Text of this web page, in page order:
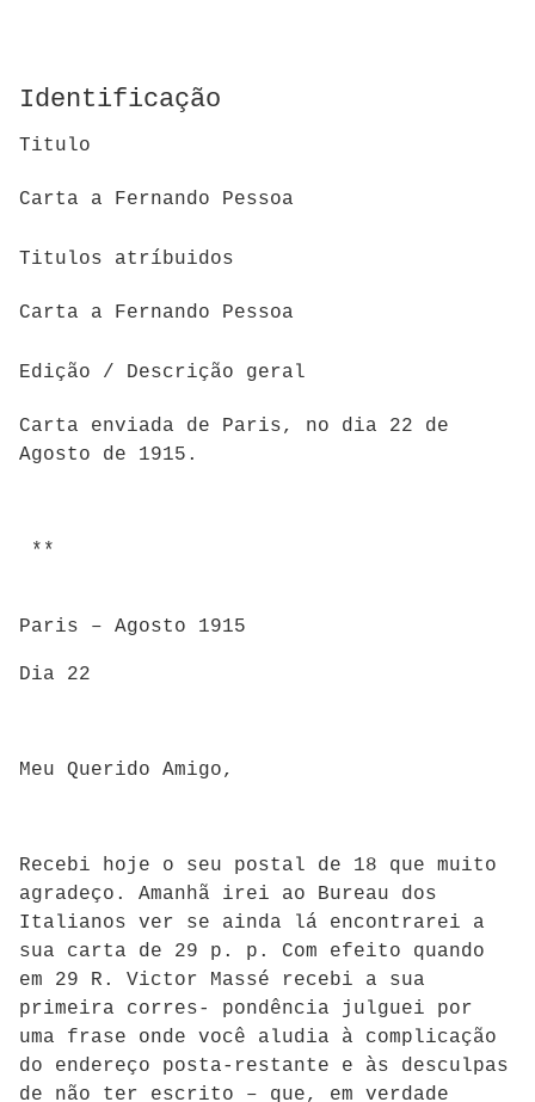
Identificação
Titulo
Carta a Fernando Pessoa
Titulos atríbuidos
Carta a Fernando Pessoa
Edição / Descrição geral
Carta enviada de Paris, no dia 22 de
Agosto de 1915.
**
Paris – Agosto 1915
Dia 22
Meu Querido Amigo,
Recebi hoje o seu postal de 18 que muito
agradeço. Amanhã irei ao Bureau dos
Italianos ver se ainda lá encontrarei a
sua carta de 29 p. p. Com efeito quando
em 29 R. Victor Massé recebi a sua
primeira corres- pondência julguei por
uma frase onde você aludia à complicação
do endereço posta-restante e às desculpas
de não ter escrito – que, em verdade